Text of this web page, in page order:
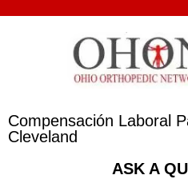
Compensación Laboral
Cleveland
ASK A